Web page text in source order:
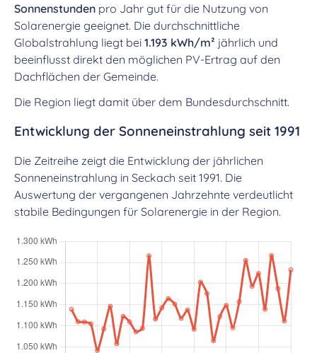
Sonnenstunden pro Jahr gut für die Nutzung von
Solarenergie geeignet. Die durchschnittliche
Globalstrahlung liegt bei 1.193 kWh/m² jährlich und
beeinflusst direkt den möglichen PV-Ertrag auf den
Dachflächen der Gemeinde.
Die Region liegt damit über dem Bundesdurchschnitt.
Entwicklung der Sonneneinstrahlung seit 1991
Die Zeitreihe zeigt die Entwicklung der jährlichen
Sonneneinstrahlung in Seckach seit 1991. Die
Auswertung der vergangenen Jahrzehnte verdeutlicht
stabile Bedingungen für Solarenergie in der Region.